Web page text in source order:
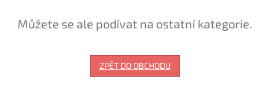
Můžete se ale podívat na ostatní kategorie.
ZPĚT DO OBCHODU